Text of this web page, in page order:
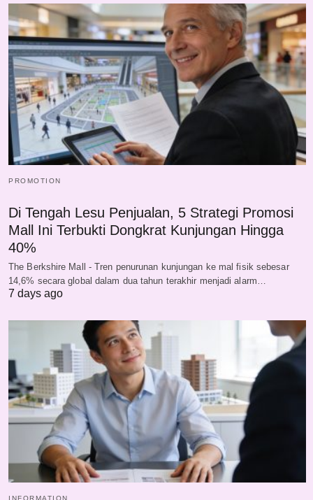
PROMOTION
Di Tengah Lesu Penjualan, 5 Strategi Promosi
Mall Ini Terbukti Dongkrat Kunjungan Hingga
40%
The Berkshire Mall - Tren penurunan kunjungan ke mal fisik sebesar
14,6% secara global dalam dua tahun terakhir menjadi alarm…
7 days ago
INFORMATION